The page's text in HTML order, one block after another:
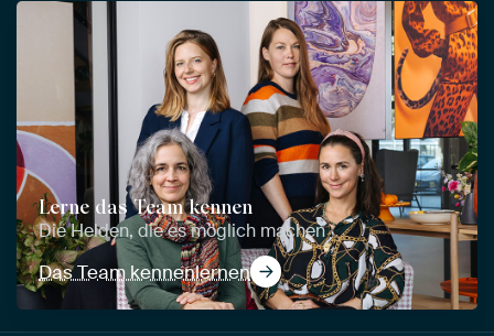
Lerne das Team kennen
Die Helden, die es möglich machen
Das Team kennenlernen